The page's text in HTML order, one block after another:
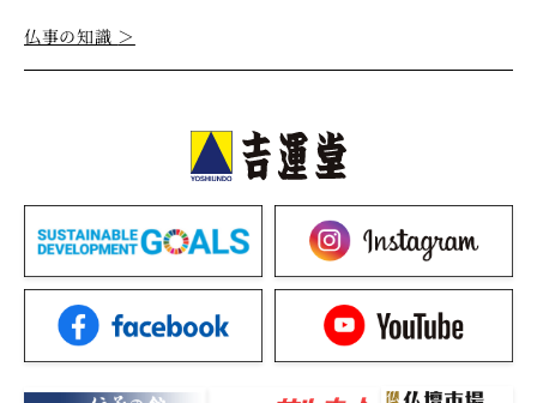
仏事の知識 ＞